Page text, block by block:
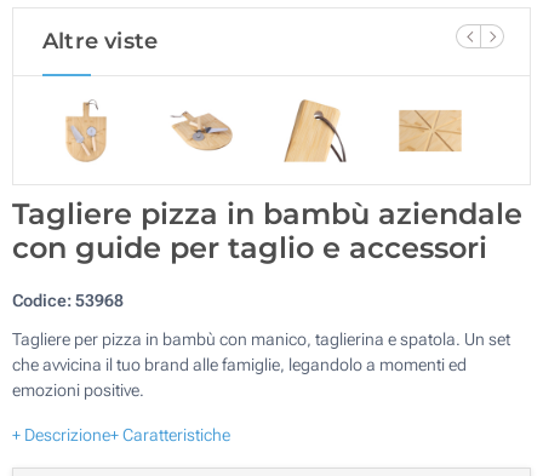
Altre viste
Tagliere pizza in bambù aziendale
con guide per taglio e accessori
Codice:53968
Tagliere per pizza in bambù con manico, taglierina e spatola. Un set
che avvicina il tuo brand alle famiglie, legandolo a momenti ed
emozioni positive.
+ Descrizione+ Caratteristiche